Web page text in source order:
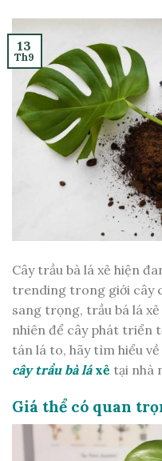
13
Th9
Cây trầu bà lá xẻ hiện
trending trong giới cây
sang trọng, trầu bá lá
nhiên để cây phát triển
tán lá to, hãy tìm hiểu về
cây trầu bà láxẻ tại nhà
Giá thể có quan